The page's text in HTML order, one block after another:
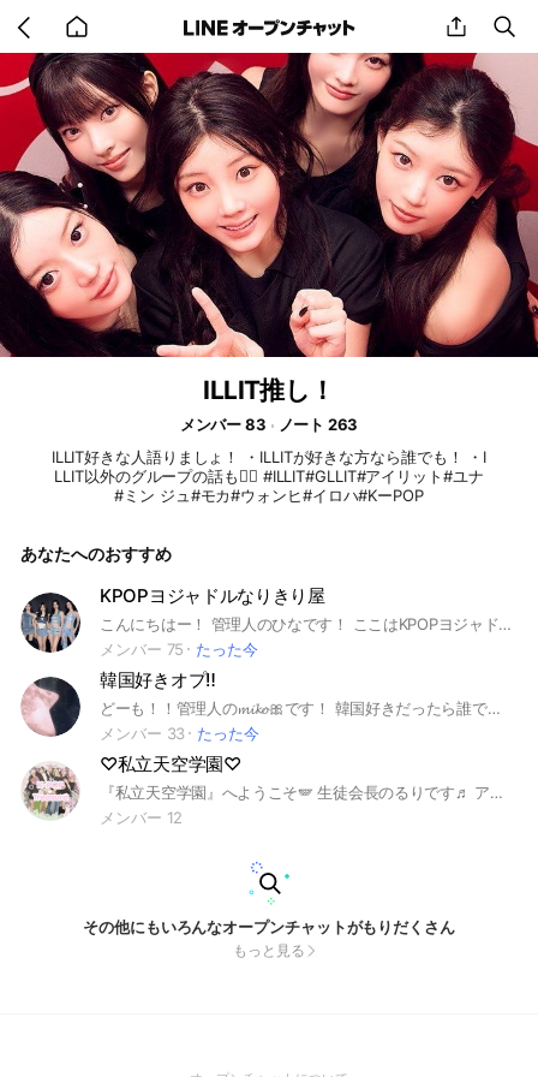
back
to
home
share
ILLIT推し！
メンバー 83
ノート 263
ILLIT好きな人語りましょ！ ・ILLITが好きな方なら誰でも！ ・I
LLIT以外のグループの話も🙆‍♀️ #ILLIT#GLLIT#アイリット#ユナ
#ミン ジュ#モカ#ウォンヒ#イロハ#KーPOP
あなたへのおすすめ
KPOPヨジャドルなりきり屋
こんにちはー！ 管理人のひなです！ ここはKPOPヨジャドル(女子アイドル)になりきったり架空KPOP(自分で作ったグループなど)アイドルとしてデビューして架空で LIVEやイベントをしたりグッズを出したりできるところですっ！ 〇〇のマネージャーやファンでも⭕️です！ 例aespaのマネージャー、カリナのファンなどなど 解散したグループでも⭕️ですっ！(例IZ*ONEなど)ソロも⭕️です！(イェナ、ユリなどなど) ルール 1即抜け、無言抜けをしない 2KPOP、ヨジャドルの悪口を言わない 3荒らしをしない 4人の嫌がることをしない言わない 5アイコンはなりきりする子のアイコンにしてください(ケミ作ったらそのことペアかも？です！) 6マスターさん、マスタニムさんの写真は加工＆アイコンにしないでください！ 何かあっても自己責任です 7写真をノートに投稿する時は投稿するメンバーの名前のハッシュタグお願いします！カタカナで！ 詳しいルール中でっ！ ルールは絶対守ってください！守らない方は強制退会させていただきます みんなで楽しいオプにしよう！ 開設日2026年(令和8年)3月15日 #aespa#IVE#LeSserafim#TWICE#BABYMONSTER#ILLIT#HEARTS2HEATS#KPOP#なりきり#なりきり屋
メンバー 75
たった今
韓国好きオプ‼️
どーも！！管理人の‪𝓶𝓲𝓴𝓸🎀です！ 韓国好きだったら誰でもOK👌 K‐popでもドラマでもなんでも良！ 今なら古参なれるよ？？？ なんと、、副官にまでなれちゃいます…！(新規でもなれる！) しかも夜8時からクイズやってるとか楽しすぎない！？ (ガチ楽しーよ？) まじで暇すぎるんで誰か入ってね！！？ 即抜け❌ アンチ、荒らし❌ ここまで見たらきてくれる？？ 中で待ってるよぉぉ‼️ #韓国 #K‐pop #韓ドラ #韓国ドラマ #韓オプ #IVE #ILLIT #俳優 #女優 #tws #BABYMONSTER #straykids #IZ*ONE
メンバー 33
たった今
♡私立天空学園♡
『私立天空学園』へようこそ🪽 生徒会長のるりです♬ アイコンをK-POPTREASUREにしてある理由は👉️ここのオプで話したこと、楽しんだこと、、そんな楽しい思い出を自分の人生の中で大切なものとして残して欲しいからっ♬ 今なら加工もらえちゃうかもっ？ 文化祭やるよー!! 『見学の方へ』 名前の隣に🔍️をつけて欲しいです♬ 3日経ったら入るか入らないか決めてほしいな💕 入ってくれた場合には転入生として優しくお迎えします♬ ♡内容 ここへ入ってくれた方は、私立天空学園の生徒となります💓 ここでは、K-POPにまつわる授業をします♪ 普通の学校とは違い、平日は16:00から20:00まで、休日は13:00〜20:00まで授業をします♬自分の取りたい授業を選んでその時間帯に参加できるようにしましょう♫（参加できなくても構いませんが、できるだけ見れるよう頑張りましょうっ♡）授業がないときは、たくさんお話しましょう🔥 放課後は何をしても構いませんが、22:30までのトークでお願いします🙏 副会長や書記も人が集まったら決めます💕 ♡サブオプ ①加工ラボ🧪 ②生徒会🎀 ③校庭🏡 ④深夜の教室🫧 ⑤宣伝教室🗒️ ⑥体育館🎪 #K-POP#韓国#アイドル#学校 #DIVE #TWICE #aespa #BLACKPINK #NCT #ILLIT #Heart2Hearts #Kiikii #UNIS #少女時代 #2NE1 #NewJeans #LE SSERAFIM #SEVENTEEN #ENHYPEN #I-DLE #ITZY #TXT #TWS #2PM1 #CORTIS #BABYMONSTER
メンバー 12
その他にもいろんなオープンチャットがもりだくさん
もっと見る